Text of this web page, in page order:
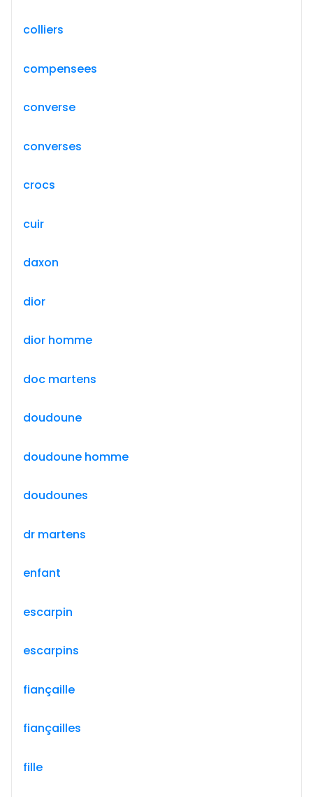
colliers
compensees
converse
converses
crocs
cuir
daxon
dior
dior homme
doc martens
doudoune
doudoune homme
doudounes
dr martens
enfant
escarpin
escarpins
fiançaille
fiançailles
fille